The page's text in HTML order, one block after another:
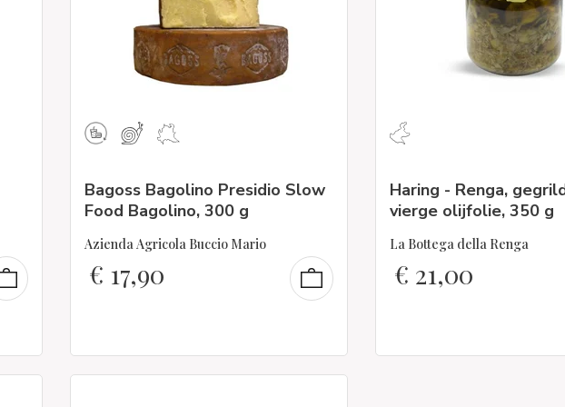
Bagoss Bagolino Presidio Slow
Food Bagolino, 300 g
Azienda Agricola Buccio Mario
€ 17,90
Haring - Renga,
vierge olijfolie, 350 g
La Bottega della Renga
€ 21,00